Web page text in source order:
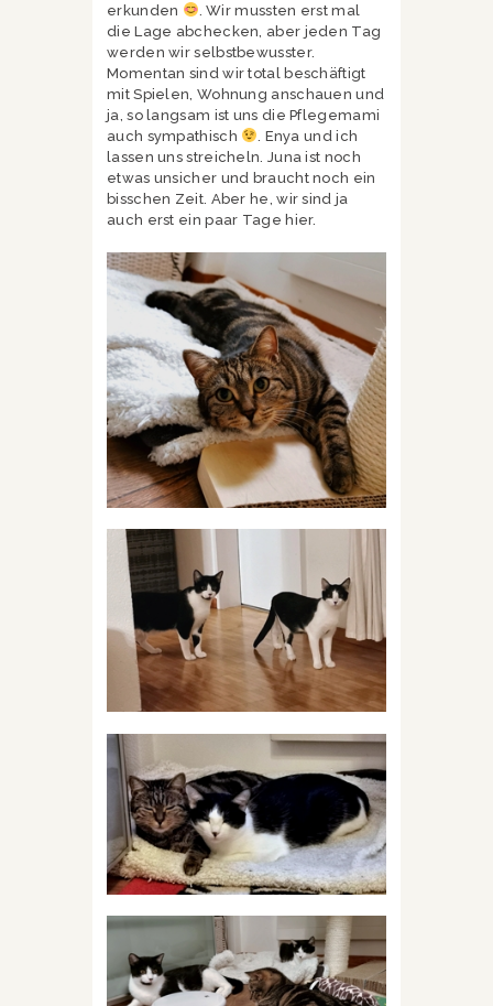
erkunden
. Wir mussten erst mal
die Lage abchecken, aber jeden Tag
werden wir selbstbewusster.
Momentan sind wir total beschäftigt
mit Spielen, Wohnung anschauen und
ja, so langsam ist uns die Pflegemami
auch sympathisch
. Enya und ich
lassen uns streicheln. Juna ist noch
etwas unsicher und braucht noch ein
bisschen Zeit. Aber he, wir sind ja
auch erst ein paar Tage hier.